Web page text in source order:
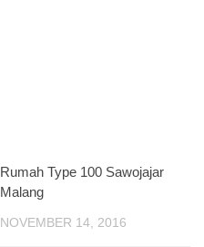
Rumah Type 100 Sawojajar
Malang
NOVEMBER 14, 2016